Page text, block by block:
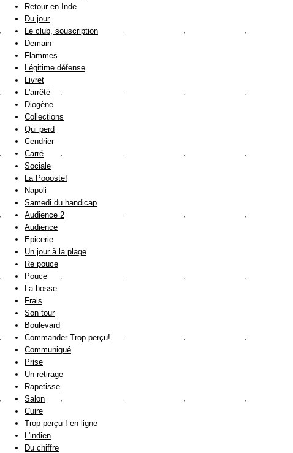
Retour en Inde
Du jour
Le club, souscription
Demain
Flammes
Légitime défense
Livret
L'arrêté
Diogène
Collections
Qui perd
Cendrier
Carré
Sociale
La Poooste!
Napoli
Samedi du handicap
Audience 2
Audience
Epicerie
Un jour à la plage
Re pouce
Pouce
La bosse
Frais
Son tour
Boulevard
Commander Trop perçu!
Communiqué
Prise
Un retirage
Rapetisse
Salon
Cuire
Trop perçu ! en ligne
L'indien
Du chiffre